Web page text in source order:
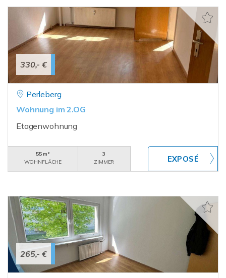
330,- €
Perleberg
Wohnung im 2.OG
Etagenwohnung
55 m²
WOHNFLÄCHE
3
ZIMMER
265,- €